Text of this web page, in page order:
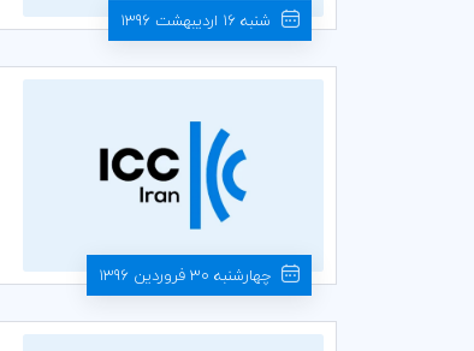
شنبه 16 اردیبهشت 1396
چهارشنبه 30 فروردین 1396